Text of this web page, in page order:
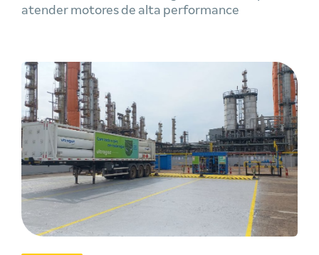
atender motores de alta performance